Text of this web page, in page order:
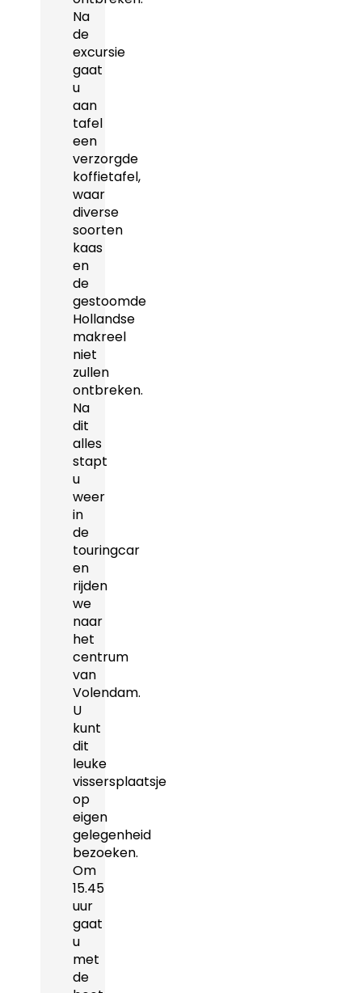
Na
de
excursie
gaat
u
aan
tafel
een
verzorgde
koffietafel,
waar
diverse
soorten
kaas
en
de
gestoomde
Hollandse
makreel
niet
zullen
ontbreken.
Na
dit
alles
stapt
u
weer
in
de
touringcar
en
rijden
we
naar
het
centrum
van
Volendam.
U
kunt
dit
leuke
vissersplaatsje
op
eigen
gelegenheid
bezoeken.
Om
15.45
uur
gaat
u
met
de